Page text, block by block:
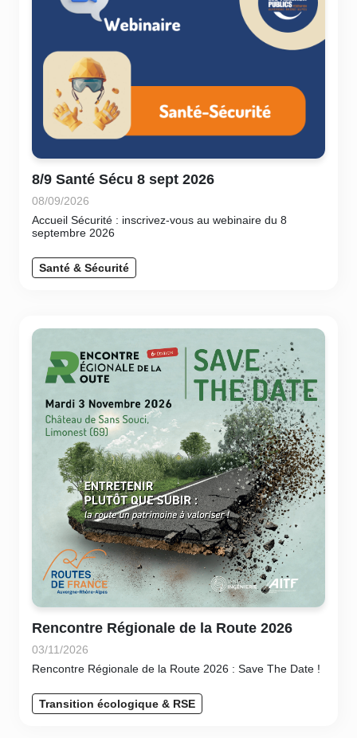
8/9 Santé Sécu 8 sept 2026
08/09/2026
Accueil Sécurité : inscrivez-vous au webinaire du 8
septembre 2026
Santé & Sécurité
Rencontre Régionale de la Route 2026
03/11/2026
Rencontre Régionale de la Route 2026 : Save The Date !
Transition écologique & RSE